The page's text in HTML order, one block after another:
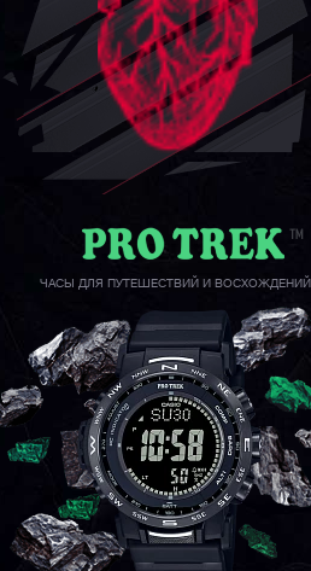
ЧАСЫ ДЛЯ ПУТЕШЕСТВИЙ И ВОСХОЖДЕНИЙ